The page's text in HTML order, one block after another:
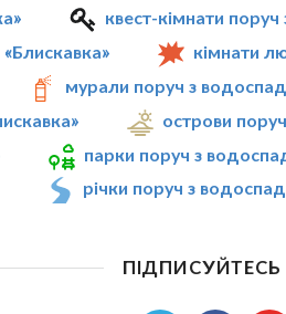
квест-кімнати
кімнати
мурали поруч з
острови
парки поруч з
річки поруч з